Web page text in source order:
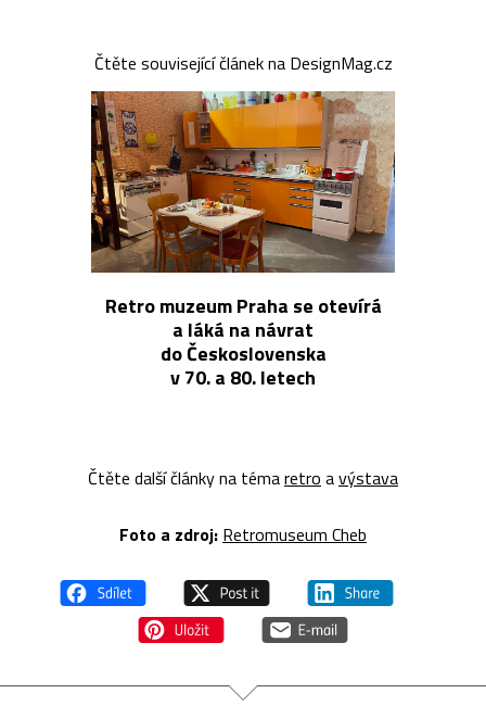
Čtěte související článek na DesignMag.cz
Retro muzeum Praha se otevírá
a láká na návrat
do Československa
v 70. a 80. letech
Čtěte další články na témaretro avýstava
Foto a zdroj: Retromuseum Cheb